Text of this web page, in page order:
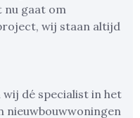
nu gaat om
wij staan altijd
dé specialist in het
nieuwbouwwoningen